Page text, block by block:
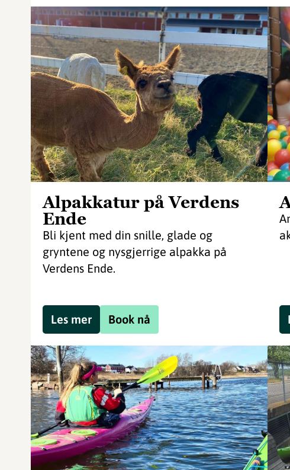
Alpakkatur på Verdens
Ende
Bli kjent med din snille, glade og
gryntene og nysgjerrige alpakka på
Verdens Ende.
Book nå
Les mer